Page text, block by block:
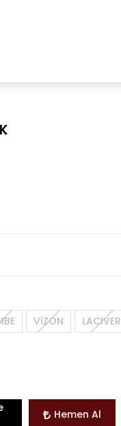
VİZON LACİVER
Hemen Al